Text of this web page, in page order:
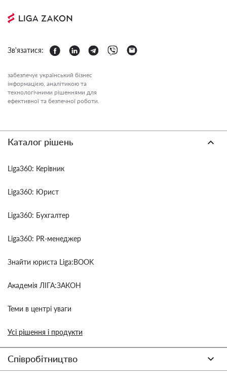
Зв'язатися:
забезпечує український бізнес
інформацією, аналітикою та
технологічними рішеннями для
ефективної та безпечної роботи.
Каталог рішень
Liga360: Керівник
Liga360: Юрист
Liga360: Бухгалтер
Liga360: PR-менеджер
Знайти юриста Liga:BOOK
Академія ЛІГА:ЗАКОН
Теми в центрі уваги
Усі рішення і продукти
Співробітництво